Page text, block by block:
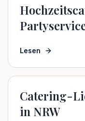
Lesen
Catering-
in NRW